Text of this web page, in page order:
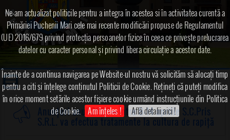
Ne-am actualizat politicile pentru a integra în acestea si în activitatea curentă a
Primăriei Puchenii Mari cele mai recente modificări propuse de Regulamentul
(UE) 2016/679 privind protecția persoanelor fizice în ceea ce privește prelucrarea
datelor cu caracter personal și privind libera circulație a acestor date.
Înainte de a continua navigarea pe Website-ul nostru vă solicităm să alocați timp
pentru a citi și înțelege conținutul Politicii de Cookie. Rețineți că puteți modifica
în orice moment setările acestor fişiere cookie urmând instrucțiunile din Politica
de Cookie. Am înțeles ! Află detalii aici !
Anunțuri anul 2020➠Între 8-14 aprilie S.C.Pris
S.R.L. va efectua tratamente la cultura de rapiță